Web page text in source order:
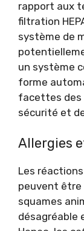
rapport aux
filtration
système de
un système
forme
facettes des
sécurité et
Allergies
Les
peuvent être
squames
désagréable